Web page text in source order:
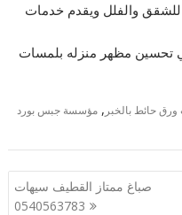
والفلل ويقدم خدمات
تحسين مظهر منزله بلمسات
حائط بالخبر ,مؤسسة جبس بورد
صباغ ممتاز القطيف سيهات
0540563783